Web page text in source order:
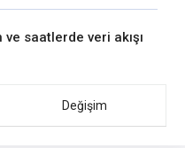
saatlerde veri akışı
Değişim